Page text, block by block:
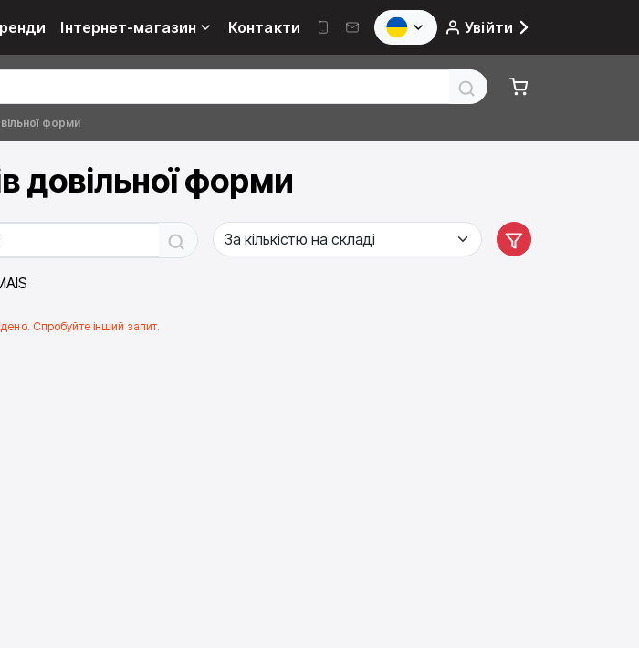
Інтернет-магазин Контакти Увійти
форми
довільної форми
Спробуйте інший запит.